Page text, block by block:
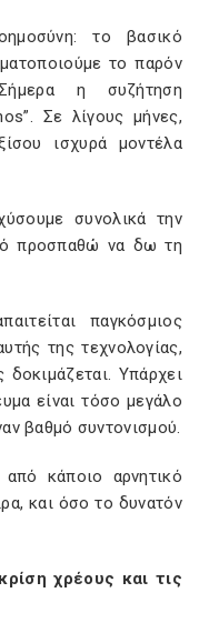
το βασικό
το παρόν
η συζήτηση
Σε λίγους μήνες,
ισχυρά μοντέλα
συνολικά την
προσπαθώ να δω τη
παγκόσμιος
της τεχνολογίας,
Υπάρχει
είναι τόσο μεγάλο
βαθμό συντονισμού.
κάποιο αρνητικό
και όσο το δυνατόν
χρέους και τις